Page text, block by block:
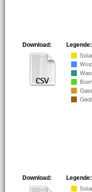
Legende:
Download:
Legende:
Download: